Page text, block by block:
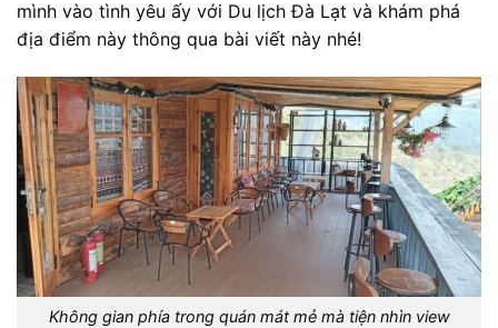
mình vào tình yêu ấy với Du lịch Đà Lạt và khám phá
địa điểm này thông qua bài viết này nhé!
Không gian phía trong quán mát mẻ mà tiện nhìn view